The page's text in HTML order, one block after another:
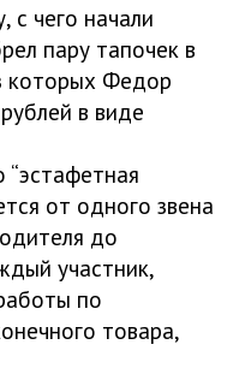
с чего начали
пару тапочек в
которых Федор
в виде
от одного звена
до
участник,
по
товара,